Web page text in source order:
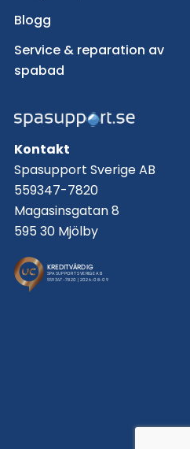
Blogg
Service & reparation av
spabad
Kontakt
Spasupport Sverige AB
559347-7820
Magasinsgatan 8
595 30 Mjölby